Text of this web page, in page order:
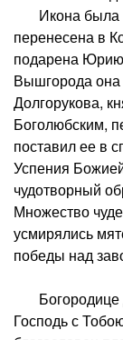
Икона была
перенесена в
подарена
Вышгорода
Долгорукова,
Боголюбским,
поставил ее в
Успения
чудотворный
Множество
усмирялись
победы над
Богородице
Господь с